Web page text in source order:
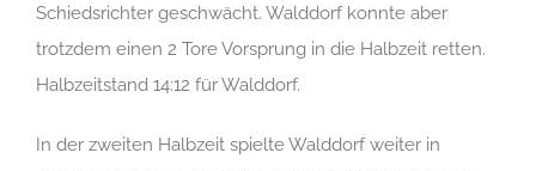
Schiedsrichter geschwächt. Walddorf konnte aber
trotzdem einen 2 Tore Vorsprung in die Halbzeit retten.
Halbzeitstand 14:12 für Walddorf.
In der zweiten Halbzeit spielte Walddorf weiter in